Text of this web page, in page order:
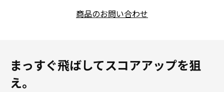
商品のお問い合わせ
まっすぐ飛ばしてスコアアップを狙
え。